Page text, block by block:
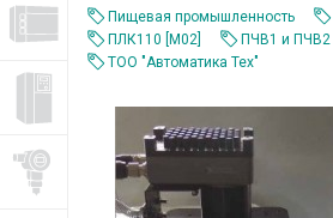
Пищевая промышленность
ПЛК110 [М02]
ПЧВ1 и ПЧВ2
ТОО "Автоматика Тех"